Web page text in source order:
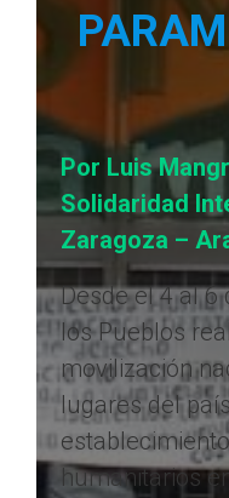
Por Luis
Solidaridad
Zaragoza –
Desde el 4 al 6
los Pueblos
movilización
lugares del
humanitarios